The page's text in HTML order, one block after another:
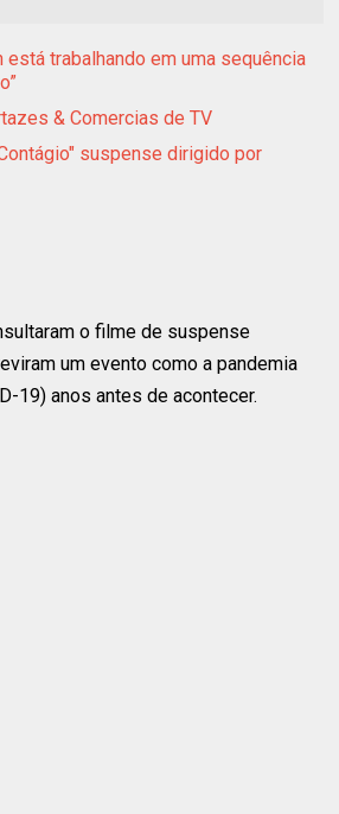
está trabalhando em uma sequência
& Comercias de TV
suspense dirigido por
o filme de suspense
um evento como a pandemia
19) anos antes de acontecer.